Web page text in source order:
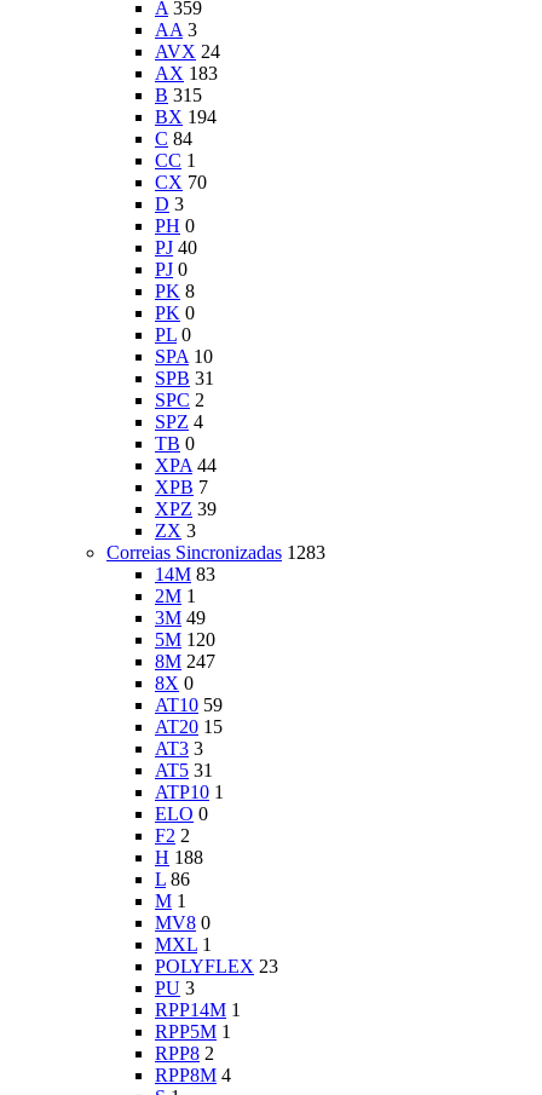
A 359
AA 3
AVX 24
AX 183
B 315
BX 194
C 84
CC 1
CX 70
D 3
PH 0
PJ 40
PJ 0
PK 8
PK 0
PL 0
SPA 10
SPB 31
SPC 2
SPZ 4
TB 0
XPA 44
XPB 7
XPZ 39
ZX 3
Correias Sincronizadas 1283
14M 83
2M 1
3M 49
5M 120
8M 247
8X 0
AT10 59
AT20 15
AT3 3
AT5 31
ATP10 1
ELO 0
F2 2
H 188
L 86
M 1
MV8 0
MXL 1
POLYFLEX 23
PU 3
RPP14M 1
RPP5M 1
RPP8 2
RPP8M 4